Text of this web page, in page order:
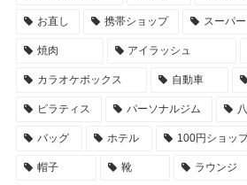
お直し 携帯ショップ スーパー
焼肉 アイラッシュ
カラオケボックス 自動車
ピラティス パーソナルジム
バッグ ホテル 100円ショッ
帽子 靴 ラウンジ